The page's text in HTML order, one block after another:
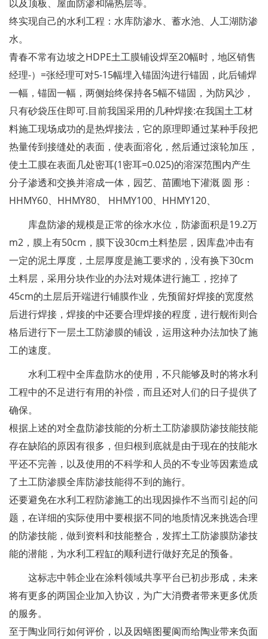
以及顶板、屋面防渗和隔热层等。
终实现自己的水利工程：水库防渗水、蓄水池、人工湖防渗
水。
青春不常有边坡之HDPE土工膜铺设焊至20幅时，地区销售
经理-）=张经理可对5-15幅埋入锚固沟进行锚固，此后铺焊
一幅，锚固一幅，两侧始终保持各5幅不锚固，为防风沙，
只有砂袋压住即可.目前我国采用的几种焊接:在我国土工材
料施工现场成功的是热焊接法，它的原理即通过某种手段把
热量传到接缝处的表面，使表面溶化，然后通过滚轮加压，
使土工膜在表面几处密耳(1密耳=0.025)的溶深范围内产生
分子渗透和交换并溶成一体，园艺、苗圃地下灌溉 圆 形：
HHMY60、HHMY80、 HHMY100、HHMY120、
库盘防渗的规模是正常的徐水水位，防渗面积是19.2万
m2，膜上有50cm，膜下设30cm土料垫层，因库盘冲击有
一定的泥土厚度，土层厚度是施工要求的，没有换下30cm
土料层，采用分块作业的办法对规体进行施工，挖掉了
45cm的土层后开端进行铺膜作业，先预留好焊接的宽度然
后进行焊接，焊接的中还要合理焊接的程度，进行舰衔则合
格后进行下一层土工防渗膜的铺设，运用这种办法加快了施
工的速度。
水利工程中全库盘防水的使用，不只能够及时的将水利
工程中的不足进行有用的补偿，而且还对人们的日子提供了
确保。
根据上述的对全盘防渗技能的分析土工防渗膜防渗技能技能
存在缺陷的原因有很多，但归根到底就是由于现在的技能水
平还不完善，以及使用的不科学和人员的不专业等因素造成
了土工防渗膜全库防渗技能得不到的施行。
还要避免在水利工程防渗施工的出现因操作不当而引起的问
题，在详细的实际使用中要根据不同的地质情况来挑选合理
的防渗技能，做到资料和技能整合，发挥土工防渗膜防渗技
能的潜能，为水利工程缸的顺利进行做好充足的预备。
这标志中韩企业在涂料领域共享平台已初步形成，未来
将有更多的两国企业加入协议，为广大消费者带来更多优质
的服务。
至于陶业同行如何评价，以及因蟮图矍阆而给陶业带来负面